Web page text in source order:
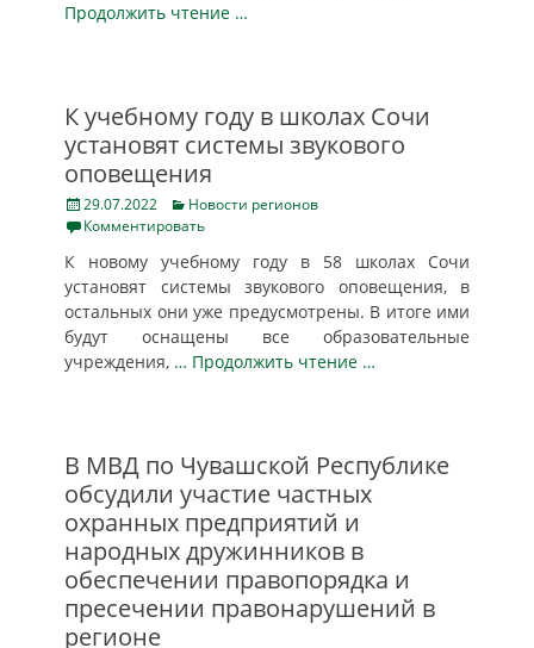
Продолжить чтение …
К учебному году в школах Сочи
установят системы звукового
оповещения
Posted
on
29.07.2022 Categories
Новости регионов
Комментировать
К новому учебному году в 58 школах Сочи
установят системы звукового оповещения, в
остальных они уже предусмотрены. В итоге ими
будут оснащены все образовательные
учреждения, … Продолжить чтение …
В МВД по Чувашской Республике
обсудили участие частных
охранных предприятий и
народных дружинников в
обеспечении правопорядка и
пресечении правонарушений в
регионе